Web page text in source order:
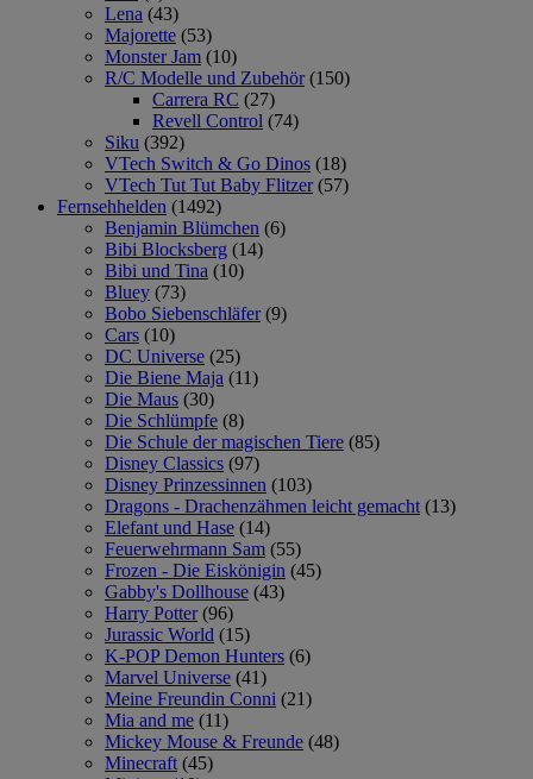
Lena (43)
Majorette (53)
Monster Jam (10)
R/C Modelle und Zubehör (150)
Carrera RC (27)
Revell Control (74)
Siku (392)
VTech Switch & Go Dinos (18)
VTech Tut Tut Baby Flitzer (57)
Fernsehhelden (1492)
Benjamin Blümchen (6)
Bibi Blocksberg (14)
Bibi und Tina (10)
Bluey (73)
Bobo Siebenschläfer (9)
Cars (10)
DC Universe (25)
Die Biene Maja (11)
Die Maus (30)
Die Schlümpfe (8)
Die Schule der magischen Tiere (85)
Disney Classics (97)
Disney Prinzessinnen (103)
Dragons - Drachenzähmen leicht gemacht (13)
Elefant und Hase (14)
Feuerwehrmann Sam (55)
Frozen - Die Eiskönigin (45)
Gabby's Dollhouse (43)
Harry Potter (96)
Jurassic World (15)
K-POP Demon Hunters (6)
Marvel Universe (41)
Meine Freundin Conni (21)
Mia and me (11)
Mickey Mouse & Freunde (48)
Minecraft (45)